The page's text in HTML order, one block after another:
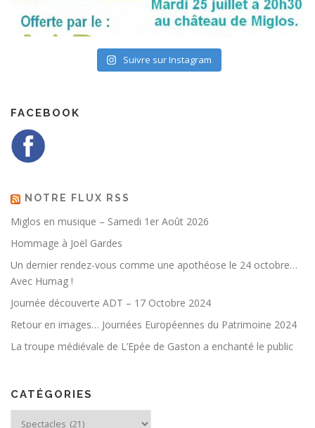
Suivre sur Instagram
FACEBOOK
NOTRE FLUX RSS
Miglos en musique – Samedi 1er Août 2026
Hommage à Joël Gardes
Un dernier rendez-vous comme une apothéose le 24 octobre…
Avec Humag !
Journée découverte ADT – 17 Octobre 2024
Retour en images… Journées Européennes du Patrimoine 2024
La troupe médiévale de L’Epée de Gaston a enchanté le public
CATÉGORIES